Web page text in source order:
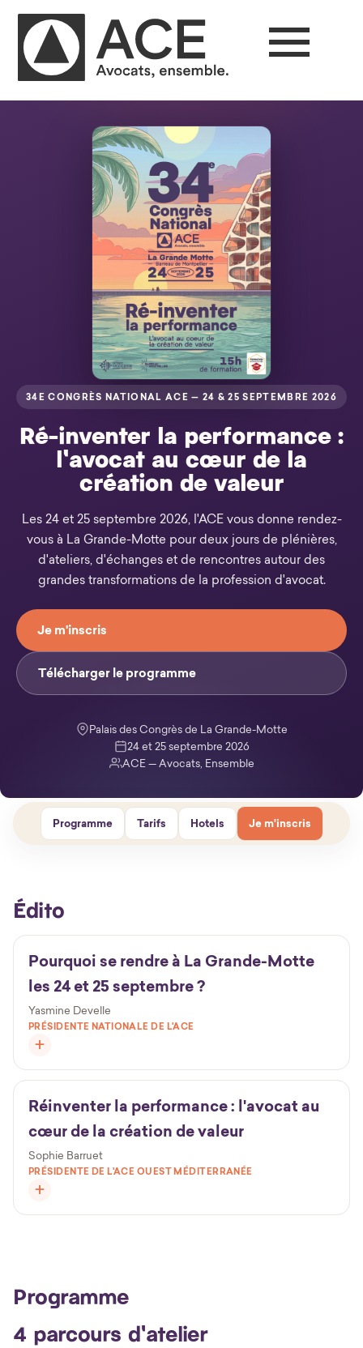
34E CONGRÈS NATIONAL ACE — 24 & 25 SEPTEMBRE 2026
Ré-inventer la performance :
l'avocat au cœur de la
création de valeur
Les 24 et 25 septembre 2026, l'ACE vous donne rendez-
vous à La Grande-Motte pour deux jours de plénières,
d'ateliers, d'échanges et de rencontres autour des
grandes transformations de la profession d'avocat.
Je m'inscris
Télécharger le programme
Palais des Congrès de La Grande-Motte
24 et 25 septembre 2026
ACE — Avocats, Ensemble
Programme Tarifs Hotels Je m'inscris
Édito
Pourquoi se rendre à La Grande-Motte
les 24 et 25 septembre ?
Yasmine Develle
PRÉSIDENTE NATIONALE DE L'ACE
Réinventer la performance : l'avocat au
cœur de la création de valeur
Sophie Barruet
PRÉSIDENTE DE L'ACE OUEST MÉDITERRANÉE
Programme
4 parcours d'atelier